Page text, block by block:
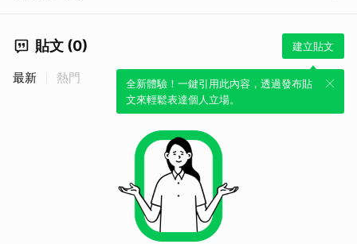
貼文 (0) 建立貼文
全新體驗！一鍵引用此內容，透過發布貼
文來輕鬆表達個人立場。
最新 熱門